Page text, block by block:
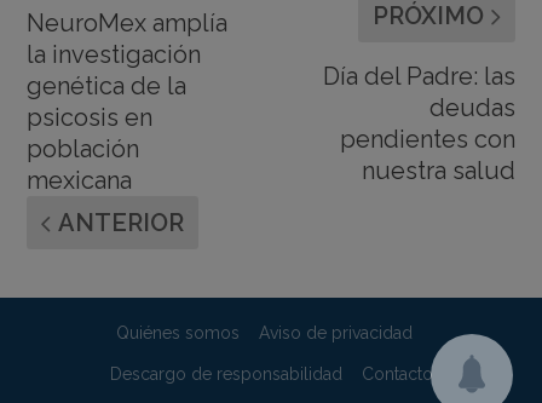
NeuroMex amplía
la investigación
genética de la
psicosis en
población
mexicana
ANTERIOR
PRÓXIMO
Día del Padre: las
deudas
pendientes con
nuestra salud
Quiénes somos Aviso de privacidad
Descargo de responsabilidad Contacto